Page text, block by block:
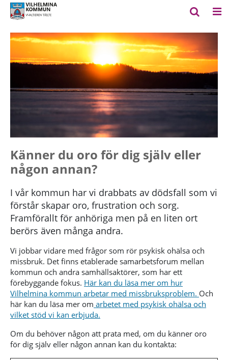
Känner du oro för dig själv eller
någon annan?
I vår kommun har vi drabbats av dödsfall som vi
förstår skapar oro, frustration och sorg.
Framförallt för anhöriga men på en liten ort
berörs även många andra.
Vi jobbar vidare med frågor som rör psykisk ohälsa och
missbruk. Det finns etablerade samarbetsforum mellan
kommun och andra samhällsaktörer, som har ett
förebyggande fokus. Här kan du läsa mer om hur
Vilhelmina kommun arbetar med missbruksproblem. Och
här kan du läsa mer om arbetet med psykisk ohälsa och
vilket stöd vi kan erbjuda.
Om du behöver någon att prata med, om du känner oro
för dig själv eller någon annan kan du kontakta: